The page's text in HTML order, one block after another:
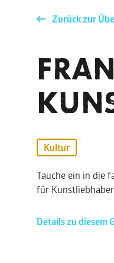
Zurück zur
Kultur
Tauche ein in die
für
Details zu diesem